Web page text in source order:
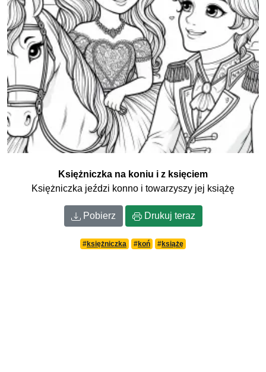
Księżniczka na koniu i z księciem
Księżniczka jeździ konno i towarzyszy jej książę
Pobierz Drukuj teraz
#księżniczka #koń #książę